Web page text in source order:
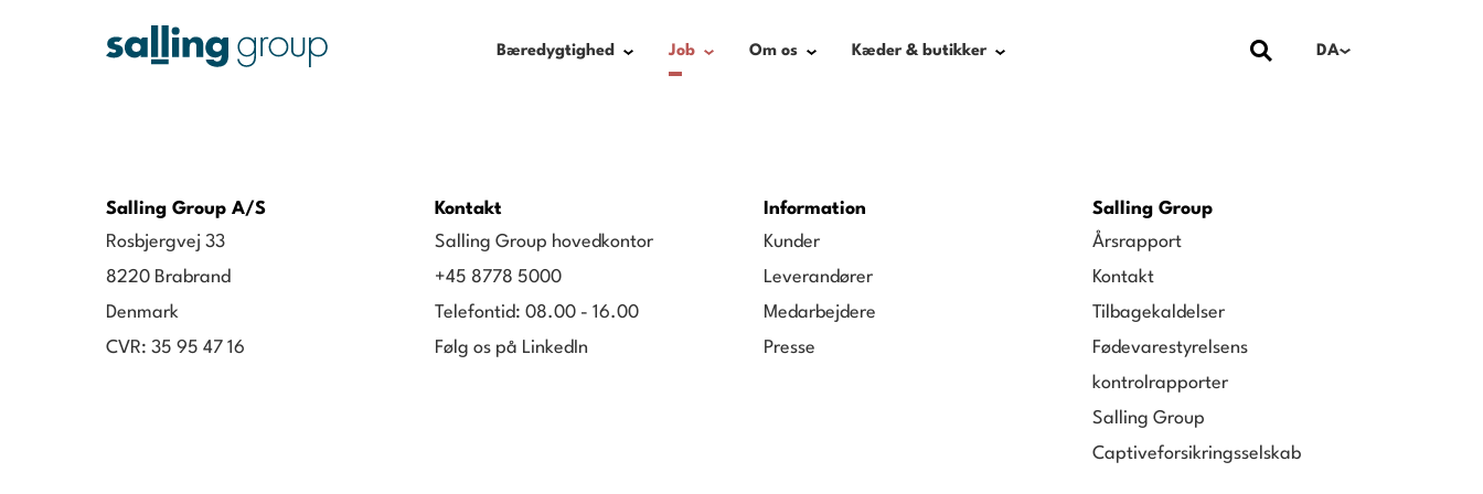
Bæredygtighed Job Om os Kæder & butikker DA
Salling Group A/S
Rosbjergvej 33
8220 Brabrand
Denmark
CVR: 35 95 47 16
Kontakt
Salling Group hovedkontor
+45 8778 5000
Telefontid: 08.00 - 16.00
Følg os på LinkedIn
Information
Kunder
Leverandører
Medarbejdere
Presse
Salling Group
Årsrapport
Kontakt
Tilbagekaldelser
Fødevarestyrelsens
kontrolrapporter
Salling Group
Captiveforsikringsselskab